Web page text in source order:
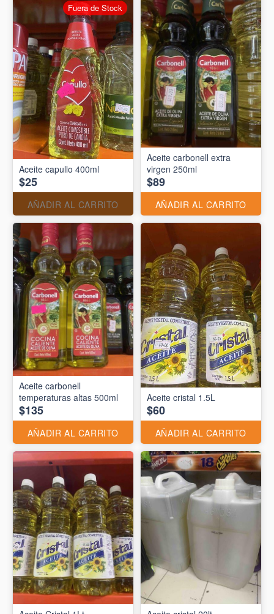
Aceite capullo 400ml
$25
AÑADIR AL CARRITO
Fuera de Stock
Aceite carbonell extra
virgen 250ml
$89
AÑADIR AL CARRITO
Aceite carbonell
temperaturas altas 500ml
$135
AÑADIR AL CARRITO
Aceite cristal 1.5L
$60
AÑADIR AL CARRITO